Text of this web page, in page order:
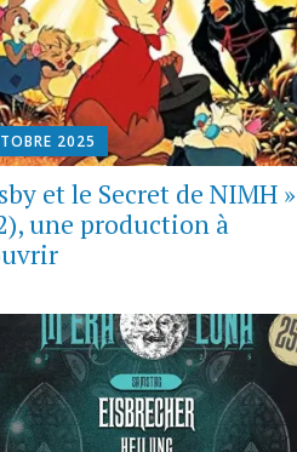
2025
et le Secret de NIMH »
une production à